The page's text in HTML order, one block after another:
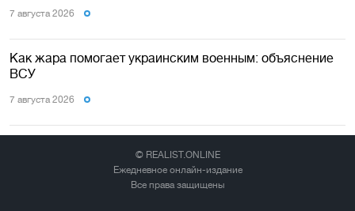
7 августа 2026
Как жара помогает украинским военным: объяснение
ВСУ
7 августа 2026
© REALIST.ONLINE
Ежедневное онлайн-издание
Все права защищены